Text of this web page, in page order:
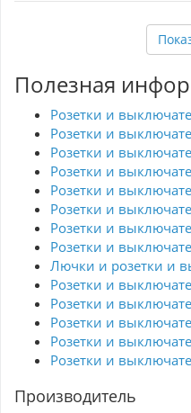
позволяя
для
каждой
Полезная
Розетки и
Розетки и
Розетки и
Розетки и
Розетки и
Розетки и
Розетки и
Розетки и
Лючки и розетки и
Розетки и
Розетки и
Розетки и
Розетки и
Розетки и
Производитель